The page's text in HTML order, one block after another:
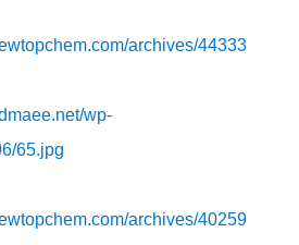
archives/44333
wp-
65.jpg
archives/40259